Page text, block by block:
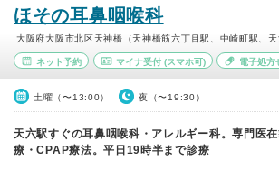
ほその耳鼻咽喉科
大阪府大阪市北区天神橋（天神橋筋六丁目駅、中崎町駅、天
ネット予約 マイナ受付(スマホ可) 電子処方
土曜（〜13:00） 夜（〜19:30）
天六駅すぐの耳鼻咽喉科・アレルギー科。専門医
療・CPAP療法。平日19時半まで診療